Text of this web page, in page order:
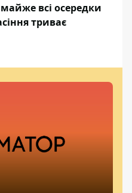
всі осередки
триває